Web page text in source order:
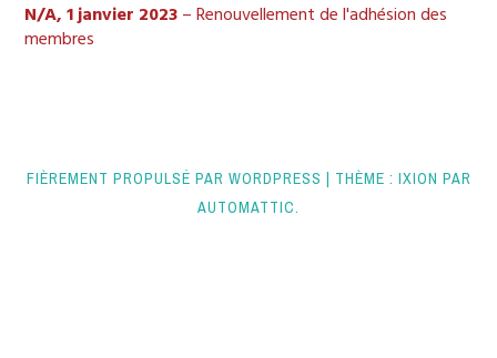
N/A,1 janvier 2023–Renouvellement de l'adhésion des
membres
FIÈREMENT PROPULSÉ PAR WORDPRESS | THÈME : IXION PAR
AUTOMATTIC.